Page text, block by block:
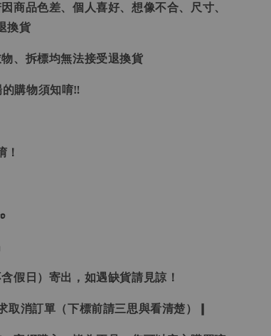
商品色差、個人喜好、想像不合、尺寸、
換貨
、拆標均無法接受退換貨
購物須知唷‼
！
假日）寄出，如遇缺貨請見諒！
取消訂單（下標前請三思與看清楚）❙